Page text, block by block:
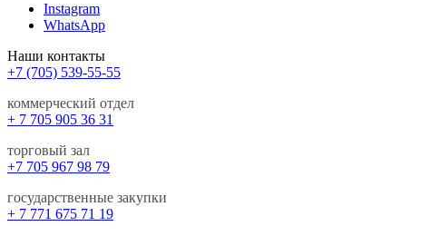
Instagram
WhatsApp
Наши контакты
+7 (705) 539-55-55
коммерческий отдел
+ 7 705 905 36 31
торговый зал
+7 705 967 98 79
государственные закупки
+ 7 771 675 71 19